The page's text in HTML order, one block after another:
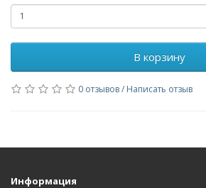
В корзину
0 отзывов/ Написать отзыв
Информация